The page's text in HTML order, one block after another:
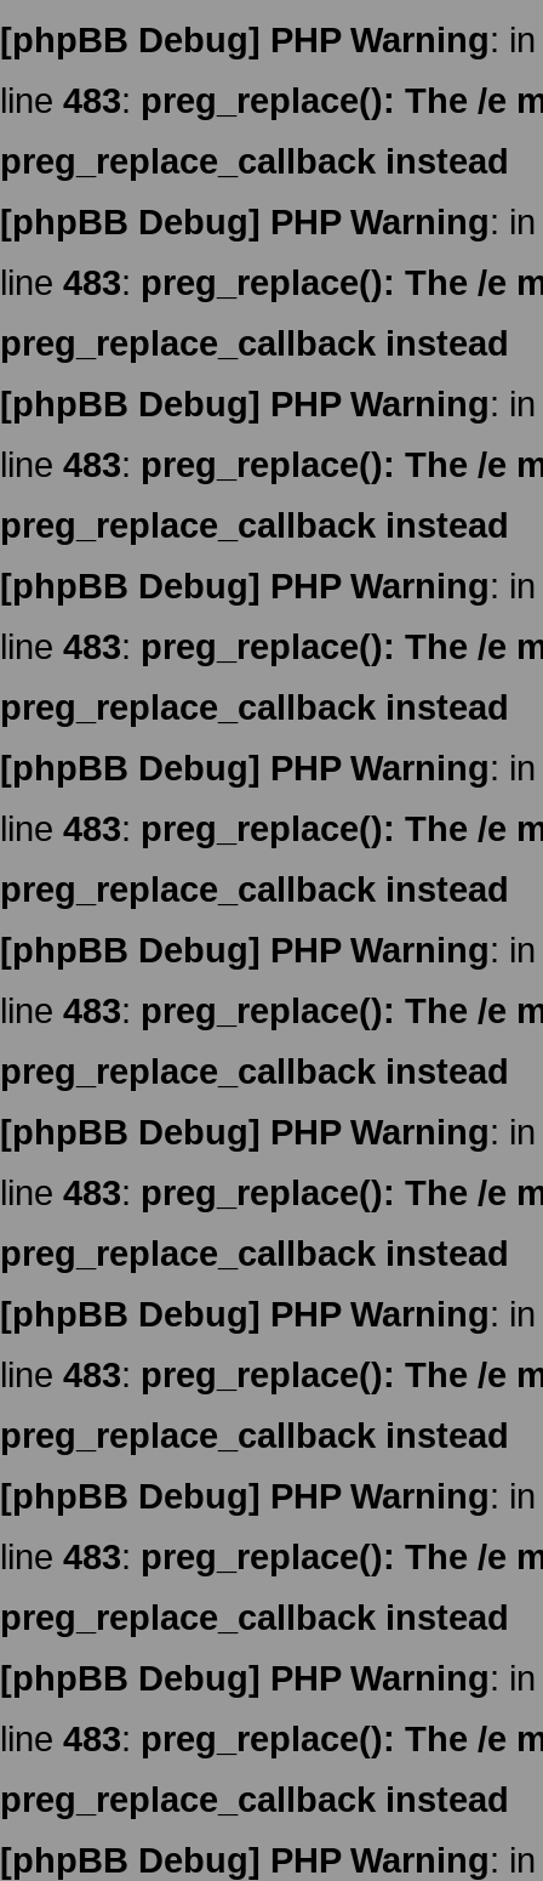
[phpBB Debug] PHP Warning:
line 483: preg_replace(): The /e
preg_replace_callback instead
[phpBB Debug] PHP Warning:
line 483: preg_replace(): The /e
preg_replace_callback instead
[phpBB Debug] PHP Warning:
line 483: preg_replace(): The /e
preg_replace_callback instead
[phpBB Debug] PHP Warning:
line 483: preg_replace(): The /e
preg_replace_callback instead
[phpBB Debug] PHP Warning:
line 483: preg_replace(): The /e
preg_replace_callback instead
[phpBB Debug] PHP Warning:
line 483: preg_replace(): The /e
preg_replace_callback instead
[phpBB Debug] PHP Warning:
line 483: preg_replace(): The /e
preg_replace_callback instead
[phpBB Debug] PHP Warning:
line 483: preg_replace(): The /e
preg_replace_callback instead
[phpBB Debug] PHP Warning:
line 483: preg_replace(): The /e
preg_replace_callback instead
[phpBB Debug] PHP Warning:
line 483: preg_replace(): The /e
preg_replace_callback instead
[phpBB Debug] PHP Warning: